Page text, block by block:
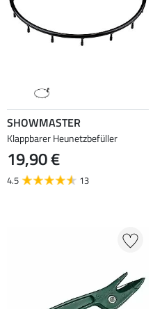
SHOWMASTER
Klappbarer Heunetzbefüller
19,90 €
4.5 13